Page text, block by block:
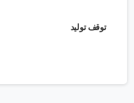
توقف تولید